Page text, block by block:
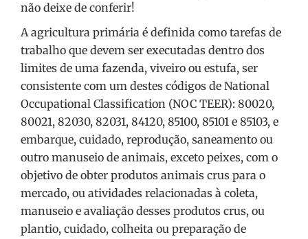
não deixe de conferir!
A agricultura primária é definida como tarefas de
trabalho que devem ser executadas dentro dos
limites de uma fazenda, viveiro ou estufa, ser
consistente com um destes códigos de National
Occupational Classification (NOC TEER): 80020,
80021, 82030, 82031, 84120, 85100, 85101 e 85103, e
embarque, cuidado, reprodução, saneamento ou
outro manuseio de animais, exceto peixes, com o
objetivo de obter produtos animais crus para o
mercado, ou atividades relacionadas à coleta,
manuseio e avaliação desses produtos crus, ou
plantio, cuidado, colheita ou preparação de